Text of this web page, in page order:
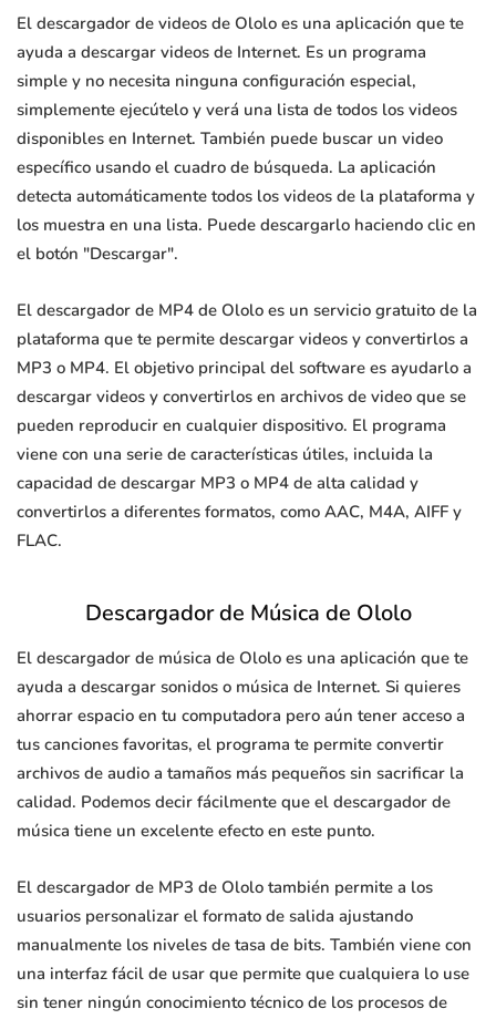
El descargador de videos de Ololo es una aplicación que te
ayuda a descargar videos de Internet. Es un programa
simple y no necesita ninguna configuración especial,
simplemente ejecútelo y verá una lista de todos los videos
disponibles en Internet. También puede buscar un video
específico usando el cuadro de búsqueda. La aplicación
detecta automáticamente todos los videos de la plataforma y
los muestra en una lista. Puede descargarlo haciendo clic en
el botón "Descargar".
El descargador de MP4 de Ololo es un servicio gratuito de la
plataforma que te permite descargar videos y convertirlos a
MP3 o MP4. El objetivo principal del software es ayudarlo a
descargar videos y convertirlos en archivos de video que se
pueden reproducir en cualquier dispositivo. El programa
viene con una serie de características útiles, incluida la
capacidad de descargar MP3 o MP4 de alta calidad y
convertirlos a diferentes formatos, como AAC, M4A, AIFF y
FLAC.
Descargador de Música de Ololo
El descargador de música de Ololo es una aplicación que te
ayuda a descargar sonidos o música de Internet. Si quieres
ahorrar espacio en tu computadora pero aún tener acceso a
tus canciones favoritas, el programa te permite convertir
archivos de audio a tamaños más pequeños sin sacrificar la
calidad. Podemos decir fácilmente que el descargador de
música tiene un excelente efecto en este punto.
El descargador de MP3 de Ololo también permite a los
usuarios personalizar el formato de salida ajustando
manualmente los niveles de tasa de bits. También viene con
una interfaz fácil de usar que permite que cualquiera lo use
sin tener ningún conocimiento técnico de los procesos de